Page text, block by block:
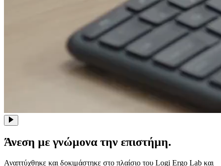
Άνεση με γνώμονα την επιστήμη.
Αναπτύχθηκε και δοκιμάστηκε στο πλαίσιο του Logi Ergo Lab και